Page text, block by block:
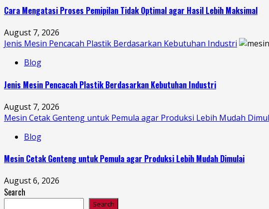
Cara Mengatasi Proses Pemipilan Tidak Optimal agar Hasil Lebih Maksimal
August 7, 2026
Jenis Mesin Pencacah Plastik Berdasarkan Kebutuhan Industri
Blog
Jenis Mesin Pencacah Plastik Berdasarkan Kebutuhan Industri
August 7, 2026
Mesin Cetak Genteng untuk Pemula agar Produksi Lebih Mudah
Blog
Mesin Cetak Genteng untuk Pemula agar Produksi Lebih Mudah Dimulai
August 6, 2026
Search
Search